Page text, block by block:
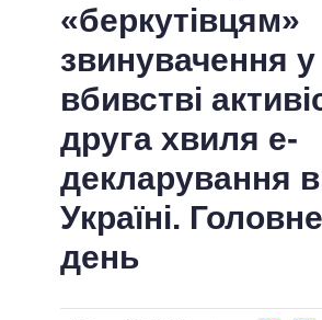
ПОДІЇ
СТАТТІ
ДУМКИ
ОГЛЯДИ
ДАЙДЖЕСТИ
СВІТ
ПОЛIТИКИ
УСІ ПОЛІТИКИ
ПРЕЗИДЕНТ І ОФІС
ВЕРХОВНА РАДА
КАБІНЕТ МІНІСТРІВ
ГОЛОВИ ОБЛАДМІНІСТРАЦІЙ
ВСІ ПЕРСОНИ
ІНФОГРАФІКА
ВІДЕО
ПІДТРИМАТИ
ПОРІВНЯННЯ
«беркутівцям»
звинувачення у
вбивстві
друга хвиля е-
декларування в
Україні.
день